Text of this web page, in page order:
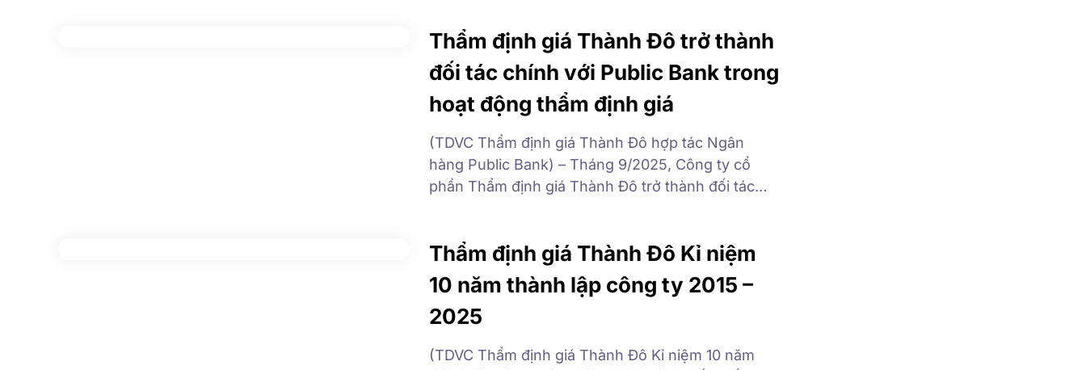
Thành Đô được lựa chọn để […]
Thẩm định giá Thành Đô trở thành
đối tác chính với Public Bank trong
hoạt động thẩm định giá
(TDVC Thẩm định giá Thành Đô hợp tác Ngân
hàng Public Bank) – Tháng 9/2025, Công ty cổ
phần Thẩm định giá Thành Đô trở thành đối tác
Thành Đô được lựa chọn để […]
Thẩm định giá Thành Đô Kỉ niệm
10 năm thành lập công ty 2015 –
2025
(TDVC Thẩm định giá Thành Đô Kỉ niệm 10 năm